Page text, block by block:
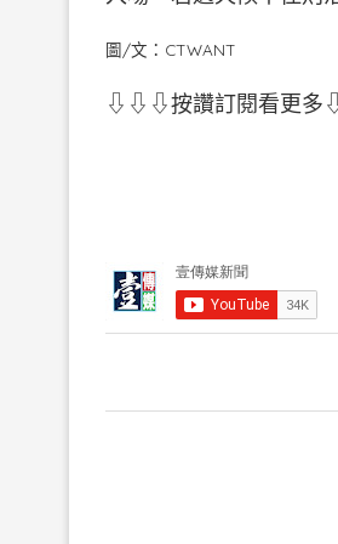
圖/文：CTWANT
⇩⇩⇩按讚訂閱看更